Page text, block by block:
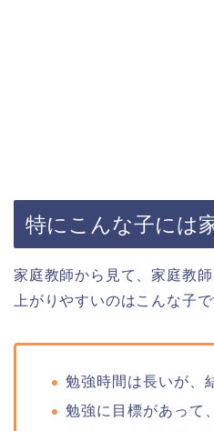
特にこんな子には
家庭教師から見て、家庭教
上がりやすいのはこんな子で
勉強時間は長いが、
勉強に目標があって